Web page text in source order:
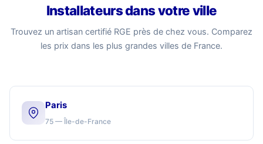
Installateurs dans votre ville
Trouvez un artisan certifié RGE près de chez vous. Comparez
les prix dans les plus grandes villes de France.
Paris
75 — Île-de-France